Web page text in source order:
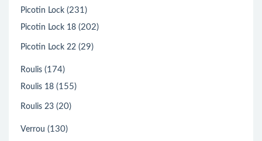
Picotin Lock (231)
Picotin Lock 18 (202)
Picotin Lock 22 (29)
Roulis (174)
Roulis 18 (155)
Roulis 23 (20)
Verrou (130)